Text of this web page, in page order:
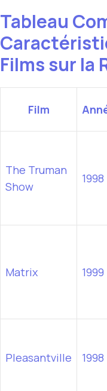
Tableau
Films sur la
Film
The Truman
Show
1998
Matrix 1999
Pleasantville 1998